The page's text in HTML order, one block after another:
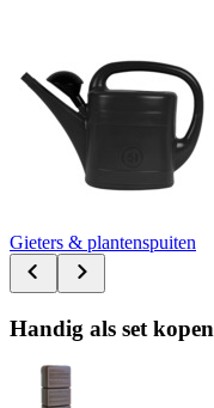
Gieters & plantenspuiten
Handig als set kopen